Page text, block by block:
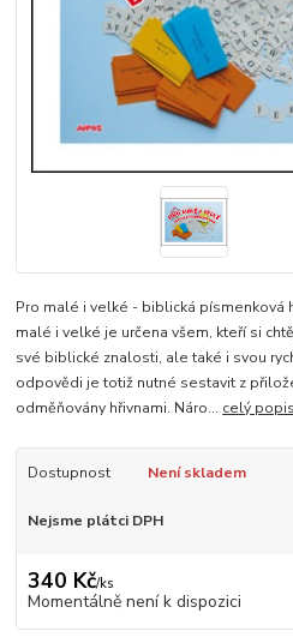
Pro malé i velké - biblická písmenková
malé i velké je určena všem, kteří si
své biblické znalosti, ale také i svou
odpovědi je totiž nutné sestavit z
odměňovány hřivnami. Náro... celý popis
Dostupnost Není skladem
Nejsme plátci DPH
340 Kč/ks
Momentálně není k dispozici